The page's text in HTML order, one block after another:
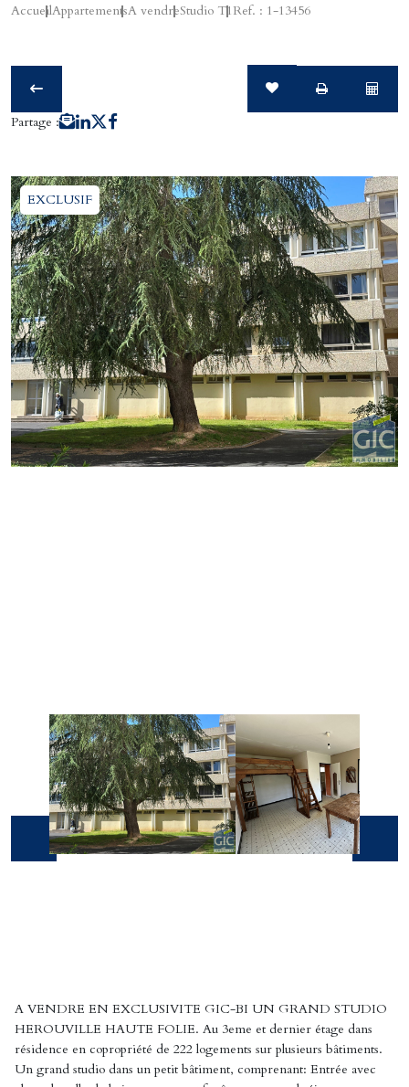
AccueilAppartementsA vendreStudio T1Ref. : 1-13456
Partage :
EXCLUSIF
A VENDRE EN EXCLUSIVITE GIC-BI UN GRAND STUDIO
HEROUVILLE HAUTE FOLIE. Au 3eme et dernier étage dans
résidence en copropriété de 222 logements sur plusieurs bâtiments.
Un grand studio dans un petit bâtiment, comprenant: Entrée avec